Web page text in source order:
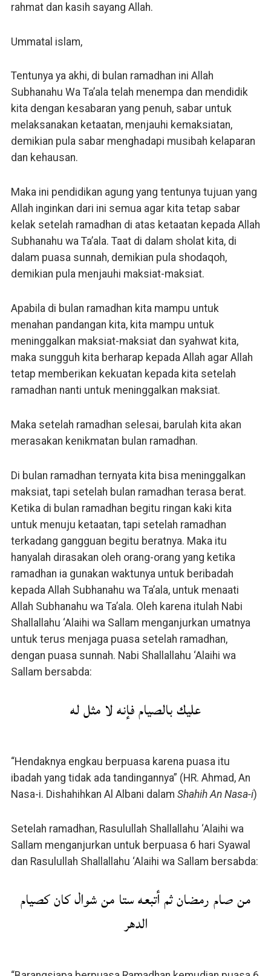
rahmat dan kasih sayang Allah.
Ummatal islam,
Tentunya ya akhi, di bulan ramadhan ini Allah
Subhanahu Wa Ta’ala telah menempa dan mendidik
kita dengan kesabaran yang penuh, sabar untuk
melaksanakan ketaatan, menjauhi kemaksiatan,
demikian pula sabar menghadapi musibah kelaparan
dan kehausan.
Maka ini pendidikan agung yang tentunya tujuan yang
Allah inginkan dari ini semua agar kita tetap sabar
kelak setelah ramadhan di atas ketaatan kepada Allah
Subhanahu wa Ta’ala. Taat di dalam sholat kita, di
dalam puasa sunnah, demikian pula shodaqoh,
demikian pula menjauhi maksiat-maksiat.
Apabila di bulan ramadhan kita mampu untuk
menahan pandangan kita, kita mampu untuk
meninggalkan maksiat-maksiat dan syahwat kita,
maka sungguh kita berharap kepada Allah agar Allah
tetap memberikan kekuatan kepada kita setelah
ramadhan nanti untuk meninggalkan maksiat.
Maka setelah ramadhan selesai, barulah kita akan
merasakan kenikmatan bulan ramadhan.
Di bulan ramadhan ternyata kita bisa meninggalkan
maksiat, tapi setelah bulan ramadhan terasa berat.
Ketika di bulan ramadhan begitu ringan kaki kita
untuk menuju ketaatan, tapi setelah ramadhan
terkadang gangguan begitu beratnya. Maka itu
hanyalah dirasakan oleh orang-orang yang ketika
ramadhan ia gunakan waktunya untuk beribadah
kepada Allah Subhanahu wa Ta’ala, untuk menaati
Allah Subhanahu wa Ta’ala. Oleh karena itulah Nabi
Shallallahu ‘Alaihi wa Sallam menganjurkan umatnya
untuk terus menjaga puasa setelah ramadhan,
dengan puasa sunnah. Nabi Shallallahu ‘Alaihi wa
Sallam bersabda:
عليك بالصيام فإنه لا مثل له
“Hendaknya engkau berpuasa karena puasa itu
ibadah yang tidak ada tandingannya” (HR. Ahmad, An
Nasa-i. Dishahihkan Al Albani dalam Shahih An Nasa-i)
Setelah ramadhan, Rasulullah Shallallahu ‘Alaihi wa
Sallam menganjurkan untuk berpuasa 6 hari Syawal
dan Rasulullah Shallallahu ‘Alaihi wa Sallam bersabda:
من صام رمضان ثم أتبعه ستا من شوال كان كصيام
الدهر